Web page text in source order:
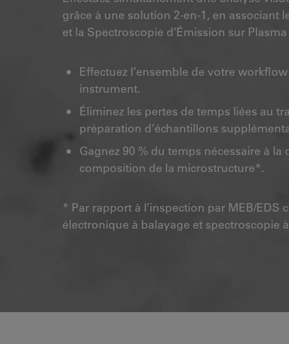
grâce à une solution 2-en-1, en associant
et la Spectroscopie d’Émission sur
Effectuez l’ensemble de votre
instrument.
Éliminez les pertes de temps liées au
préparation d’échantillons
Gagnez 90 % du temps nécessaire à
composition de la microstructure*.
* Par rapport à l’inspection par MEB/EDS
électronique à balayage et spectroscopie